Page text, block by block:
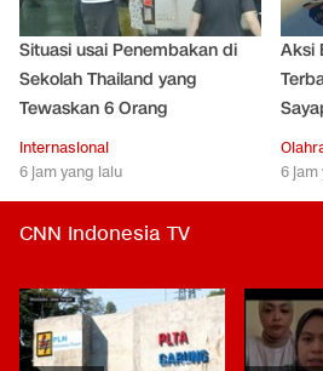
Situasi usai Penembakan di
Sekolah Thailand yang
Tewaskan 6 Orang
Internasional
6 jam yang lalu
Aksi
6 jam
CNN Indonesia TV